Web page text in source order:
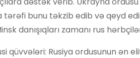
tərəfi bunu təkzib edib və qeyd
danışıqları zamanı rus
qüvvələri: Rusiya ordusunun ən